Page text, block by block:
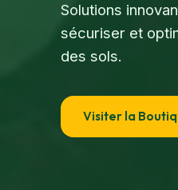
Solutions
sécuriser et
des sols.
Visiter la